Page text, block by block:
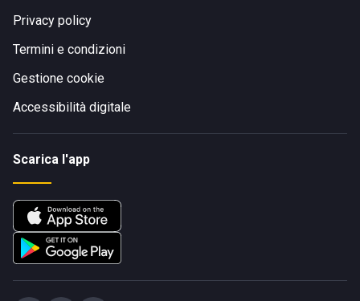
Privacy policy
Termini e condizioni
Gestione cookie
Accessibilità digitale
Scarica l'app